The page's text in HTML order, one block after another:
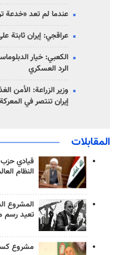
عندما لم تعد «خدعة
عراقجي: إيران ثابتة
الكعبي: خيار
الرد العسكري
وزير الزراعة: الأمن
إيران تنتصر في
المقابلات
قيادي حزب
النظام
المشروع
تعيد رسم
مشروع